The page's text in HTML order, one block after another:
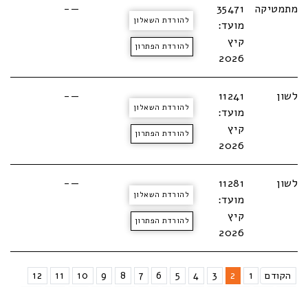
מתמטיקה
35471
מועד:
קיץ
2026
להורדת השאלון
להורדת הפתרון
—-
לשון
11241
מועד:
קיץ
2026
להורדת השאלון
להורדת הפתרון
—-
לשון
11281
מועד:
קיץ
2026
להורדת השאלון
להורדת הפתרון
—-
הקודם 1
2
3
4
5
6
7
8
9
10
11
12